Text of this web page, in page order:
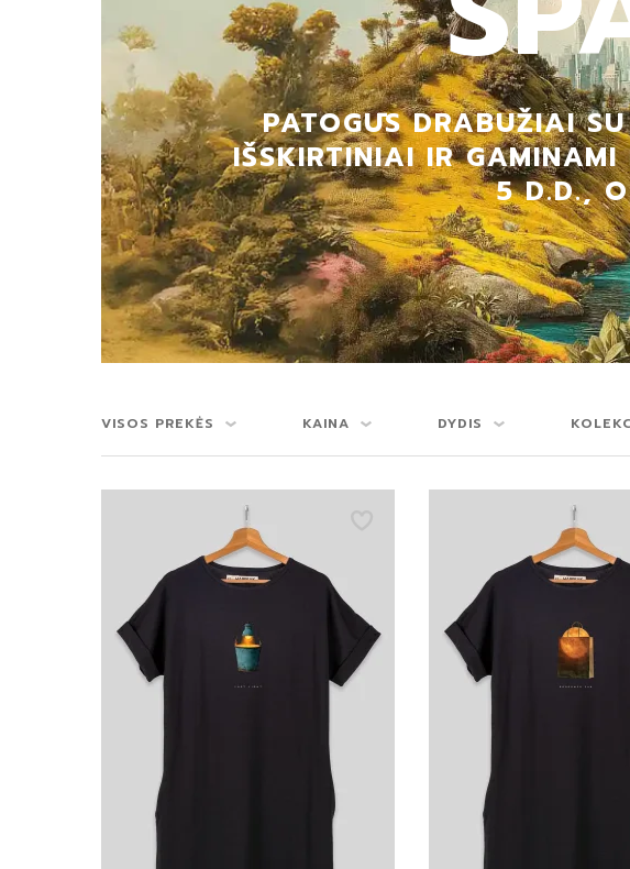
PATOGŪS DRABUŽIAI
IŠSKIRTINIAI IR
5 D.D.,
VISOS PREKĖS
Trumpos suknelės
Maišeliai
Marškinėliai su
spauda
Džemperiai su
spauda
Marškinėliai
vaikams
Džemperiai
vaikams
KAINA DYDIS
3 - 4 metai
5 - 6 metai
6 - 7 metai
9 - 10 metų
10 - 12 metų